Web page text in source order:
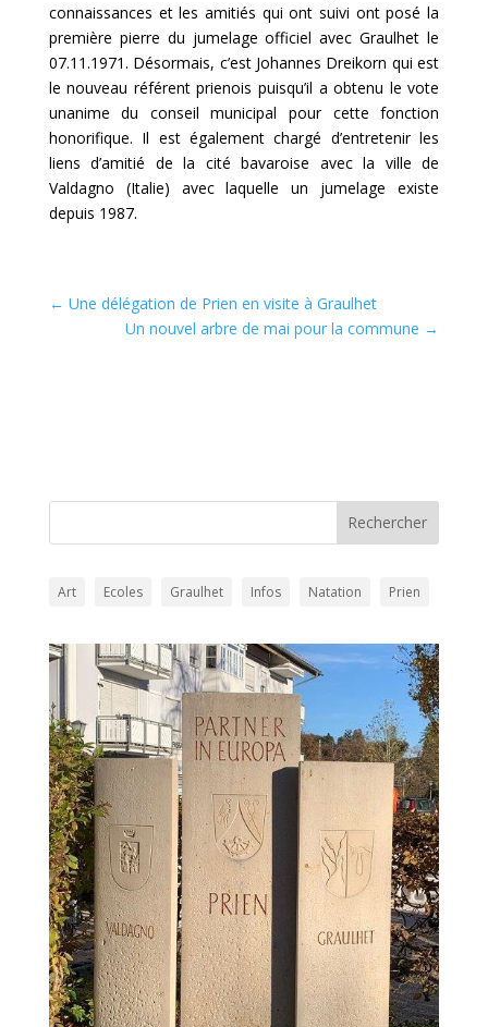
connaissances et les amitiés qui ont suivi ont posé la
première pierre du jumelage officiel avec Graulhet le
07.11.1971. Désormais, c’est Johannes Dreikorn qui est
le nouveau référent prienois puisqu’il a obtenu le vote
unanime du conseil municipal pour cette fonction
honorifique. Il est également chargé d’entretenir les
liens d’amitié de la cité bavaroise avec la ville de
Valdagno (Italie) avec laquelle un jumelage existe
depuis 1987.
← Une délégation de Prien en visite à Graulhet
Un nouvel arbre de mai pour la commune →
Art Ecoles Graulhet Infos Natation Prien